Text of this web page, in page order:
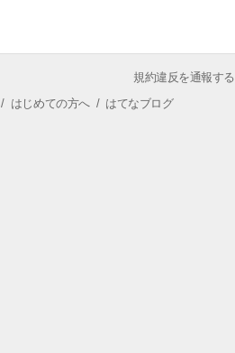
規約違反を通報する
/ はじめての方へ/ はてなブログ